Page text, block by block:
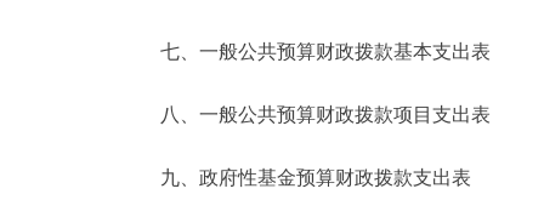
ENGLISH
七、一般公共预算财政拨款基本支出表
八、一般公共预算财政拨款项目支出表
九、政府性基金预算财政拨款支出表